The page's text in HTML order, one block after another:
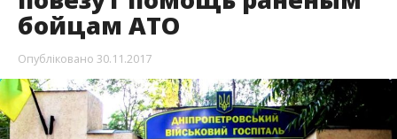
бойцам АТО
Опубліковано 30.11.2017